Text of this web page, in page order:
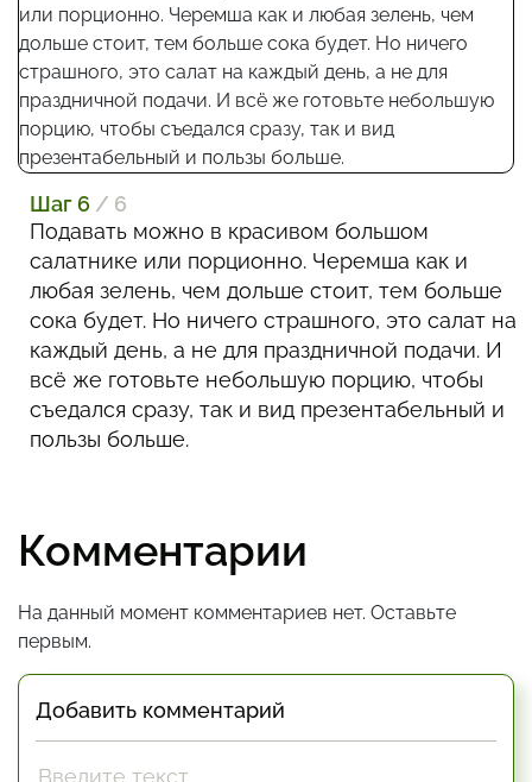
Шаг 6 / 6
Подавать можно в красивом большом
салатнике или порционно. Черемша как и
любая зелень, чем дольше стоит, тем больше
сока будет. Но ничего страшного, это салат на
каждый день, а не для праздничной подачи. И
всё же готовьте небольшую порцию, чтобы
съедался сразу, так и вид презентабельный и
пользы больше.
Комментарии
На данный момент комментариев нет. Оставьте
первым.
Добавить комментарий